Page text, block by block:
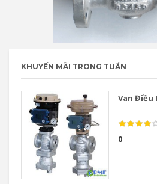
KHUYẾN MÃI TRONG TUẦN
Van Điều
0